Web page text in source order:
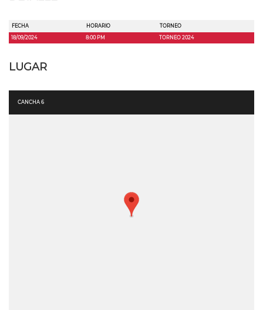
FECHA HORARIO
TORNEO
18/09/2024
8:00 PM TORNEO 2024
LUGAR
CANCHA 6